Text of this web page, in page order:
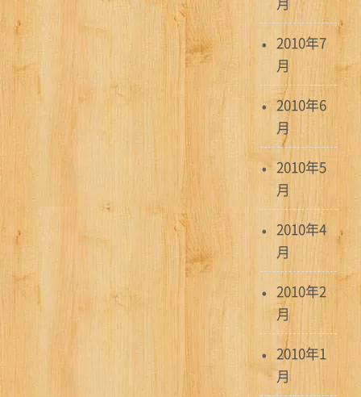
2010年7
月
2010年6
月
2010年5
月
2010年4
月
2010年2
月
2010年1
月